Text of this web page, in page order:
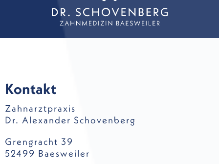
Kontakt
Zahnarztpraxis
Dr. Alexander Schovenberg
Grengracht 39
52499 Baesweiler